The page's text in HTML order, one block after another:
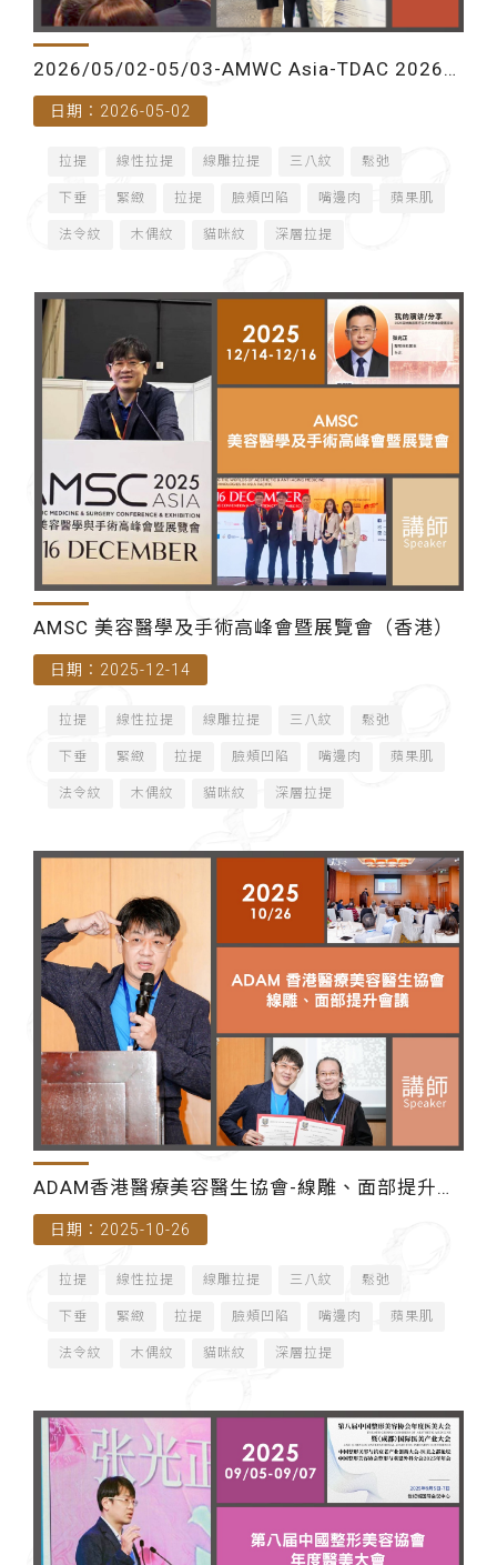
2026/05/02-05/03-AMWC Asia-TDAC 2026
臺灣皮膚科醫學會春季學術討論會（台北）
日期：2026-05-02
拉提 線性拉提 線雕拉提 三八紋 鬆弛
下垂 緊緻 拉提 臉頰凹陷 嘴邊肉 蘋果肌
法令紋 木偶紋 貓咪紋 深層拉提
AMSC 美容醫學及手術高峰會暨展覽會（香港）
日期：2025-12-14
拉提 線性拉提 線雕拉提 三八紋 鬆弛
下垂 緊緻 拉提 臉頰凹陷 嘴邊肉 蘋果肌
法令紋 木偶紋 貓咪紋 深層拉提
ADAM香港醫療美容醫生協會-線雕、面部提升會
議（香港）
日期：2025-10-26
拉提 線性拉提 線雕拉提 三八紋 鬆弛
下垂 緊緻 拉提 臉頰凹陷 嘴邊肉 蘋果肌
法令紋 木偶紋 貓咪紋 深層拉提